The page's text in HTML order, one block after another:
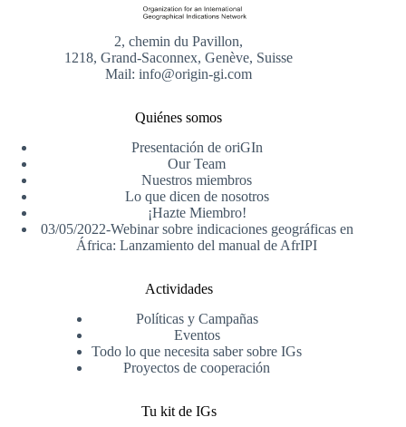
2, chemin du Pavillon,
1218, Grand-Saconnex, Genève, Suisse
Mail: info@origin-gi.com
Quiénes somos
Presentación de oriGIn
Our Team
Nuestros miembros
Lo que dicen de nosotros
¡Hazte Miembro!
03/05/2022-Webinar sobre indicaciones geográficas en
África: Lanzamiento del manual de AfrIPI
Actividades
Políticas y Campañas
Eventos
Todo lo que necesita saber sobre IGs
Proyectos de cooperación
Tu kit de IGs